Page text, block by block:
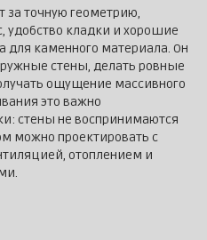
за точную геометрию,
удобство кладки и хорошие
для каменного материала. Он
стены, делать ровные
ощущение массивного
это важно
стены не воспринимаются
можно проектировать с
отоплением и